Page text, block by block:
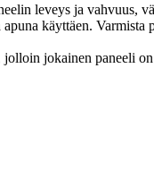
leveys ja vahvuus,
käyttäen. Varmista
jolloin jokainen paneeli